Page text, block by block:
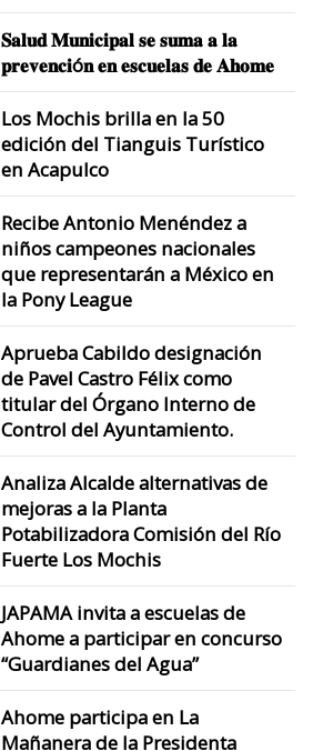
𝐒𝐚𝐥𝐮𝐝 𝐌𝐮𝐧𝐢𝐜𝐢𝐩𝐚𝐥 𝐬𝐞 𝐬𝐮𝐦𝐚 𝐚 𝐥𝐚
𝐩𝐫𝐞𝐯𝐞𝐧𝐜𝐢ó𝐧 𝐞𝐧 𝐞𝐬𝐜𝐮𝐞𝐥𝐚𝐬 𝐝𝐞 𝐀𝐡𝐨𝐦𝐞
Los Mochis brilla en la 50
edición del Tianguis Turístico
en Acapulco
Recibe Antonio Menéndez a
niños campeones nacionales
que representarán a México en
la Pony League
Aprueba Cabildo designación
de Pavel Castro Félix como
titular del Órgano Interno de
Control del Ayuntamiento.
Analiza Alcalde alternativas de
mejoras a la Planta
Potabilizadora Comisión del Río
Fuerte Los Mochis
JAPAMA invita a escuelas de
Ahome a participar en concurso
“Guardianes del Agua”
Ahome participa en La
Mañanera de la Presidenta